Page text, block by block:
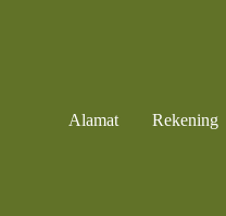
Alamat Rekening